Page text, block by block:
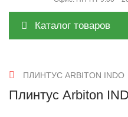
Каталог товаров
ПЛИНТУС ARBITON INDO
Плинтус Arbiton